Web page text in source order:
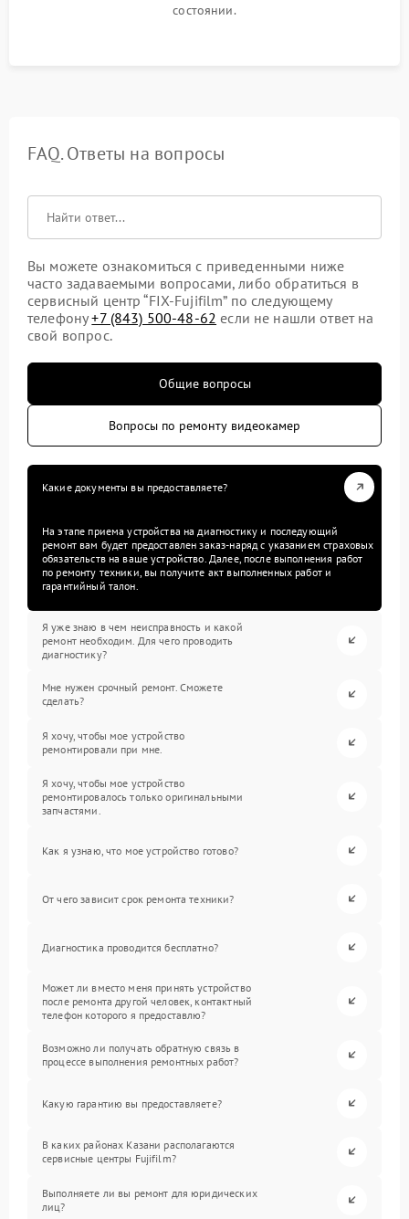
состоянии.
FAQ. Ответы на вопросы
Вы можете ознакомиться с приведенными ниже
часто задаваемыми вопросами, либо обратиться в
сервисный центр “FIX-Fujifilm” по следующему
телефону+7 (843) 500-48-62 если не нашли ответ на
свой вопрос.
Общие вопросы
Вопросы по ремонту видеокамер
Какие документы вы предоставляете?
На этапе приема устройства на диагностику и последующий
ремонт вам будет предоставлен заказ-наряд с указанием страховых
обязательств на ваше устройство. Далее, после выполнения работ
по ремонту техники, вы получите акт выполненных работ и
гарантийный талон.
Я уже знаю в чем неисправность и какой
ремонт необходим. Для чего проводить
диагностику?
Мне нужен срочный ремонт. Сможете
сделать?
Я хочу, чтобы мое устройство
ремонтировали при мне.
Я хочу, чтобы мое устройство
ремонтировалось только оригинальными
запчастями.
Как я узнаю, что мое устройство готово?
От чего зависит срок ремонта техники?
Диагностика проводится бесплатно?
Может ли вместо меня принять устройство
после ремонта другой человек, контактный
телефон которого я предоставлю?
Возможно ли получать обратную связь в
процессе выполнения ремонтных работ?
Какую гарантию вы предоставляете?
В каких районах Казани располагаются
сервисные центры Fujifilm?
Выполняете ли вы ремонт для юридических
лиц?